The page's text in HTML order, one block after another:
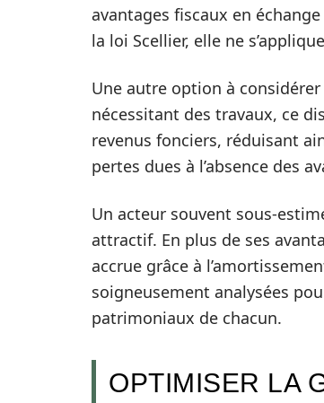
avantages fiscaux en
la loi Scellier, elle ne
Une autre option à
nécessitant des travaux, ce
revenus fonciers, réduisant
pertes dues à l’absence des
Un acteur souvent sous-
attractif. En plus de ses
accrue grâce à
soigneusement analysées
patrimoniaux de chacun.
OPTIMISER LA